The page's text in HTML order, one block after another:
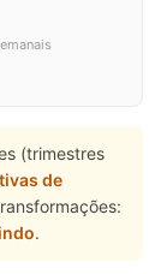
(trimestres
de
.